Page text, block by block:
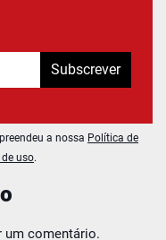
um comentário.
Subscrever
a nossa Política de
uso.